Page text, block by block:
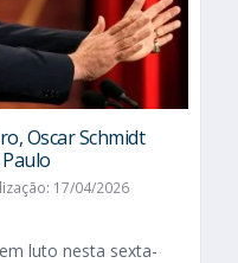
Oscar Schmidt
17/04/2026
luto nesta sexta-